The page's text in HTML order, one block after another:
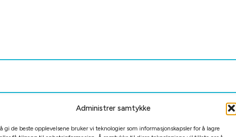
Administrer samtykke
gi de beste opplevelsene bruker vi teknologier som informasjonskapsler for å lagre